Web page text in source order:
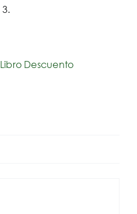
3.
Libro Descuento